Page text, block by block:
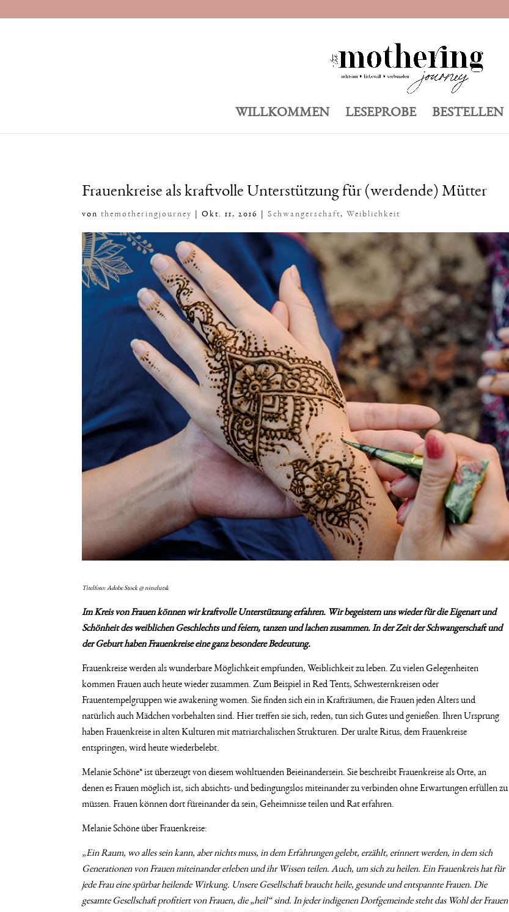
WILLKOMMEN LESEPROBE BESTELLEN
Frauenkreise als kraftvolle Unterstützung für (werdende) Mütter
vonthemotheringjourney |Okt. 11, 2016 |Schwangerschaft,Weiblichkeit
Titelfoto: Adobe Stock @ ninelutsk
Im Kreis von Frauen können wir kraftvolle Unterstützung erfahren. Wir begeistern uns wieder für die Eigenart und
Schönheit des weiblichen Geschlechts und feiern, tanzen und lachen zusammen. In der Zeit der Schwangerschaft und
der Geburt haben Frauenkreise eine ganz besondere Bedeutung.
Frauenkreise werden als wunderbare Möglichkeit empfunden, Weiblichkeit zu leben. Zu vielen Gelegenheiten
kommen Frauen auch heute wieder zusammen. Zum Beispiel in Red Tents, Schwesternkreisen oder
Frauentempelgruppen wie awakening women. Sie finden sich ein in Krafträumen, die Frauen jeden Alters und
natürlich auch Mädchen vorbehalten sind. Hier treffen sie sich, reden, tun sich Gutes und genießen. Ihren Ursprung
haben Frauenkreise in alten Kulturen mit matriarchalischen Strukturen. Der uralte Ritus, dem Frauenkreise
entspringen, wird heute wiederbelebt.
Melanie Schöne* ist überzeugt von diesem wohltuenden Beieinandersein. Sie beschreibt Frauenkreise als Orte, an
denen es Frauen möglich ist, sich absichts- und bedingungslos miteinander zu verbinden ohne Erwartungen erfüllen zu
müssen. Frauen können dort füreinander da sein, Geheimnisse teilen und Rat erfahren.
Melanie Schöne über Frauenkreise:
„Ein Raum, wo alles sein kann, aber nichts muss, in dem Erfahrungen gelebt, erzählt, erinnert werden, in dem sich
Generationen von Frauen miteinander erleben und ihr Wissen teilen. Auch, um sich zu heilen. Ein Frauenkreis hat für
jede Frau eine spürbar heilende Wirkung. Unsere Gesellschaft braucht heile, gesunde und entspannte Frauen. Die
gesamte Gesellschaft profitiert von Frauen, die „heil“ sind. In jeder indigenen Dorfgemeinde steht das Wohl der Frauen